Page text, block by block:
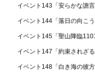
イベント143「安らかな譫言
イベント144「落日の向こ
イベント145「聖山降臨1101
イベント147「約束されざる
イベント148「白き海の彼